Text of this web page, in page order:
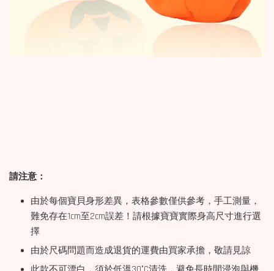
請注意：
由於每個寶貝身形差異，表格參數僅供參考，手工測量，
難免存在1cm至2cm誤差！請根據寶寶實際身高尺寸進行選
擇
由於尺碼問題而造成退貨的運費由買家承擔，敬請見諒